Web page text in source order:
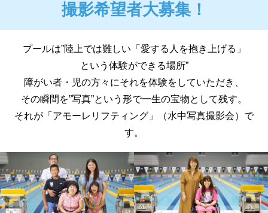
撮影希望者大募集！
プールは”陸上では難しい「愛する人を抱き上げる」
という体験ができる場所”
障がい者・児の方々にそれを体験をしていただき、
その瞬間を”写真”という形で一生の宝物として残す。
それが「アモーレリフティング」（水中写真撮影会）で
す。